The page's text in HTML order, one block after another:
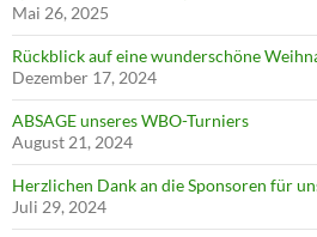
Mai 26, 2025
Rückblick auf eine wunderschöne
Dezember 17, 2024
ABSAGE unseres WBO-Turniers
August 21, 2024
Herzlichen Dank an die Sponsoren für
Juli 29, 2024